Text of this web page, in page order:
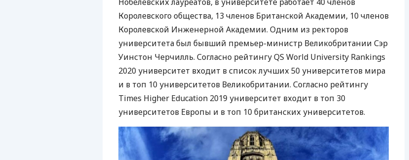
Королевского общества, 13 членов Британской Академии, 10 членов
Королевской Инженерной Академии. Одним из ректоров
университета был бывший премьер-министр Великобритании Сэр
Уинстон Черчилль. Согласно рейтингу QS World University Rankings
2020 университет входит в список лучших 50 университетов мира
и в топ 10 университетов Великобритании. Согласно рейтингу
Times Higher Education 2019 университет входит в топ 30
университетов Европы и в топ 10 британских университетов.